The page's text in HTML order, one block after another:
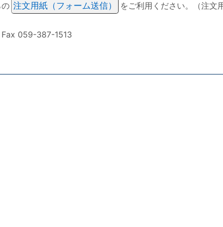
注文用紙（フォーム送信）
をご利用ください。（注文
059-387-1513